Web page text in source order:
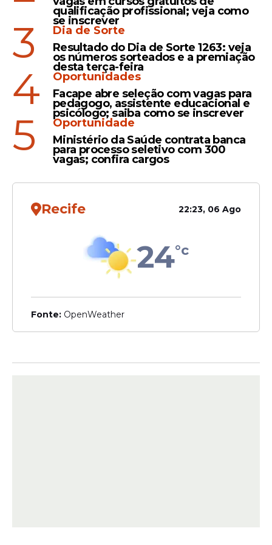
narrativa emocional, combinando atuação,
música ao vivo e elementos cênicos para
contar a história do cantor.
Leia Também
Matuê, Brandão e BK
prometem fazer Recife
tremer com show histórico
Apresentação
Paralamas do Sucesso vai
realizar show de 40 anos de
carreira no Recife, no
Classic Hall; saiba mais
qualificação profissional; veja como
se inscrever
3
Dia de Sorte
Resultado do Dia de Sorte 1263: veja
os números sorteados e a premiação
desta terça-feira
4
Oportunidades
Facape abre seleção com vagas para
pedagogo, assistente educacional e
psicólogo; saiba como se inscrever
5
Oportunidade
Ministério da Saúde contrata banca
para processo seletivo com 300
vagas; confira cargos
Recife 22:23, 06 Ago
24°c
Fonte: OpenWeather